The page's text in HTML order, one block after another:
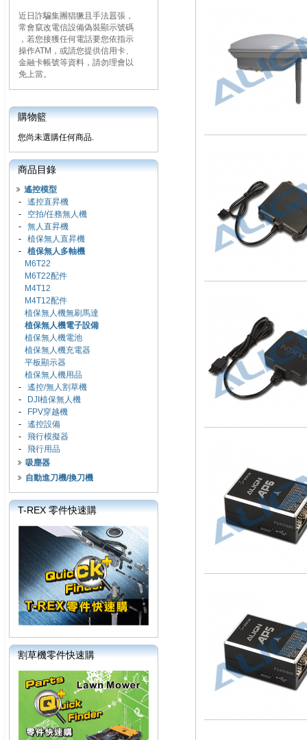
近日詐騙集團猖獗且手法囂張，
常會竄改電信設備偽裝顯示號碼
，若您接獲任何電話要您依指示
操作ATM，或請您提供信用卡、
金融卡帳號等資料，請勿理會以
免上當。
購物籃
您尚未選購任何商品.
商品目錄
遙控模型
- 遙控直昇機
- 空拍/任務無人機
- 無人直昇機
- 植保無人直昇機
- 植保無人多軸機
M6T22
M6T22配件
M4T12
M4T12配件
植保無人機無刷馬達
植保無人機電子設備
植保無人機電池
植保無人機充電器
平板顯示器
植保無人機用品
- 遙控/無人割草機
-
DJI植保無人機
-
FPV穿越機
- 遙控設備
- 飛行模擬器
- 飛行用品
吸塵器
自動進刀機/換刀機
T-REX 零件快速購
割草機零件快速購